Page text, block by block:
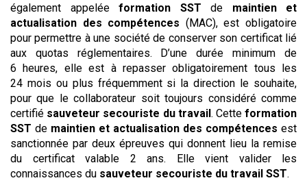
également appelée formation SST de maintien et
actualisation des compétences (MAC), est obligatoire
pour permettre à une société de conserver son certificat lié
aux quotas réglementaires. D’une durée minimum de
6 heures, elle est à repasser obligatoirement tous les
24 mois ou plus fréquemment si la direction le souhaite,
pour que le collaborateur soit toujours considéré comme
certifié sauveteur secouriste du travail. Cetteformation
SST de maintien et actualisation des compétences est
sanctionnée par deux épreuves qui donnent lieu la remise
du certificat valable 2 ans. Elle vient valider les
connaissances du sauveteur secouriste du travail SST.